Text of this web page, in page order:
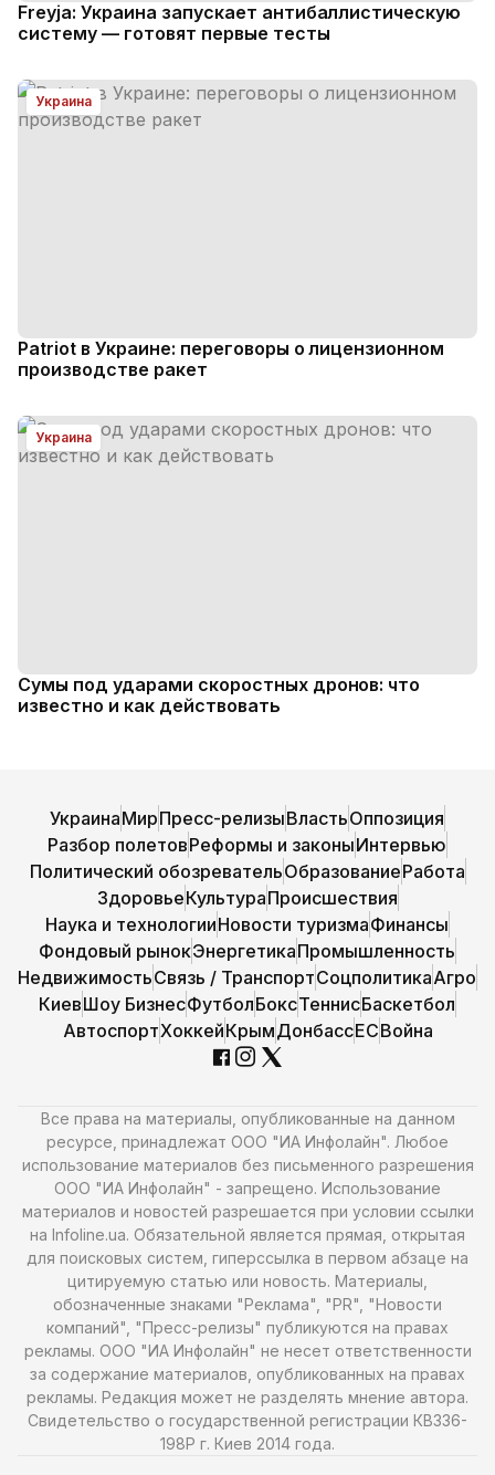
Freyja: Украина запускает антибаллистическую
систему — готовят первые тесты
Украина
Patriot в Украине: переговоры о лицензионном
производстве ракет
Украина
Сумы под ударами скоростных дронов: что
известно и как действовать
УкраинаМирПресс-релизыВластьОппозиция
Разбор полетовРеформы и законыИнтервью
Политический обозревательОбразованиеРабота
ЗдоровьеКультураПроисшествия
Наука и технологииНовости туризмаФинансы
Фондовый рынокЭнергетикаПромышленность
НедвижимостьСвязь / ТранспортСоцполитикаАгро
КиевШоу БизнесФутболБоксТеннисБаскетбол
АвтоспортХоккейКрымДонбассЕСВойна
Все права на материалы, опубликованные на данном
ресурсе, принадлежат ООО "ИА Инфолайн". Любое
использование материалов без письменного разрешения
ООО "ИА Инфолайн" - запрещено. Использование
материалов и новостей разрешается при условии ссылки
на Infoline.ua. Обязательной является прямая, открытая
для поисковых систем, гиперссылка в первом абзаце на
цитируемую статью или новость. Материалы,
обозначенные знаками "Реклама", "PR", "Новости
компаний", "Пресс-релизы" публикуются на правах
рекламы. ООО "ИА Инфолайн" не несет ответственности
за содержание материалов, опубликованных на правах
рекламы. Редакция может не разделять мнение автора.
Свидетельство о государственной регистрации КВ336-
198Р г. Киев 2014 года.